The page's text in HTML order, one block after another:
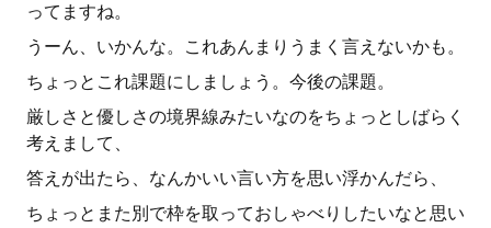
ってますね。
うーん、いかんな。これあんまりうまく言えないかも。
ちょっとこれ課題にしましょう。今後の課題。
厳しさと優しさの境界線みたいなのをちょっとしばらく
考えまして、
答えが出たら、なんかいい言い方を思い浮かんだら、
ちょっとまた別で枠を取っておしゃべりしたいなと思い